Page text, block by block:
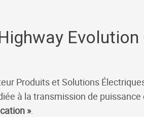
Evolution
Produits et Solutions
à la transmission de
».